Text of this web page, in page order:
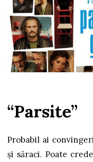
“Parsite”
Probabil ai
și săraci. Poate